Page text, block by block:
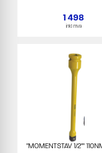
1 498
inkl mva
"MOMENTSTAV 1/2""